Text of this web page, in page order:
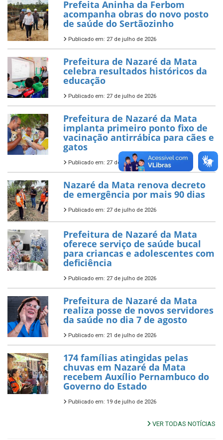
Prefeita Aninha da Ferbom
acompanha obras do novo posto
de saúde do Sertãozinho
Publicado em: 27 de julho de 2026
Prefeitura de Nazaré da Mata
celebra resultados históricos da
educação
Publicado em: 27 de julho de 2026
Prefeitura de Nazaré da Mata
implanta primeiro ponto fixo de
vacinação antirrábica para cães e
gatos
Publicado em: 27 de julho de 2026
Nazaré da Mata renova decreto
de emergência por mais 90 dias
Publicado em: 27 de julho de 2026
Prefeitura de Nazaré da Mata
oferece serviço de saúde bucal
para criancas e adolescentes com
deficiência
Publicado em: 27 de julho de 2026
Prefeitura de Nazaré da Mata
realiza posse de novos servidores
da saúde no dia 7 de agosto
Publicado em: 21 de julho de 2026
174 famílias atingidas pelas
chuvas em Nazaré da Mata
recebem Auxílio Pernambuco do
Governo do Estado
Publicado em: 19 de julho de 2026
VER TODAS NOTÍCIAS